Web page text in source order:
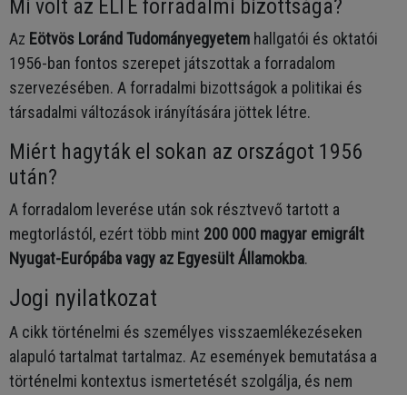
Mi volt az ELTE forradalmi bizottsága?
Az Eötvös Loránd Tudományegyetem hallgatói és oktatói
1956-ban fontos szerepet játszottak a forradalom
szervezésében. A forradalmi bizottságok a politikai és
társadalmi változások irányítására jöttek létre.
Miért hagyták el sokan az országot 1956
után?
A forradalom leverése után sok résztvevő tartott a
megtorlástól, ezért több mint 200 000 magyar emigrált
Nyugat-Európába vagy az Egyesült Államokba.
Jogi nyilatkozat
A cikk történelmi és személyes visszaemlékezéseken
alapuló tartalmat tartalmaz. Az események bemutatása a
történelmi kontextus ismertetését szolgálja, és nem